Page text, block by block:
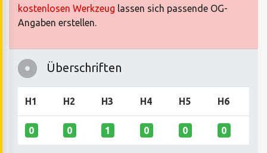
kostenlosen Werkzeug lassen sich passende OG-
Angaben erstellen.
Überschriften
H1 H2 H3 H4 H5 H6
0 0 1 0 0 0